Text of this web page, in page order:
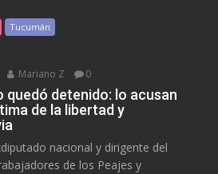
Tucumán
Mariano Z 0
quedó detenido: lo acusan
de la libertad y
nacional y dirigente del
de los Peajes y